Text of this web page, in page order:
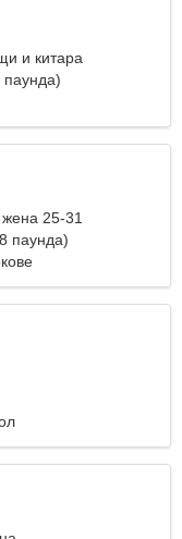
и китара
паунда)
25-31
паунда)